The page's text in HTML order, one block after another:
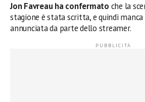
Jon Favreau ha confermato che la
stagione è stata scritta, e quindi
annunciata da parte dello streamer.